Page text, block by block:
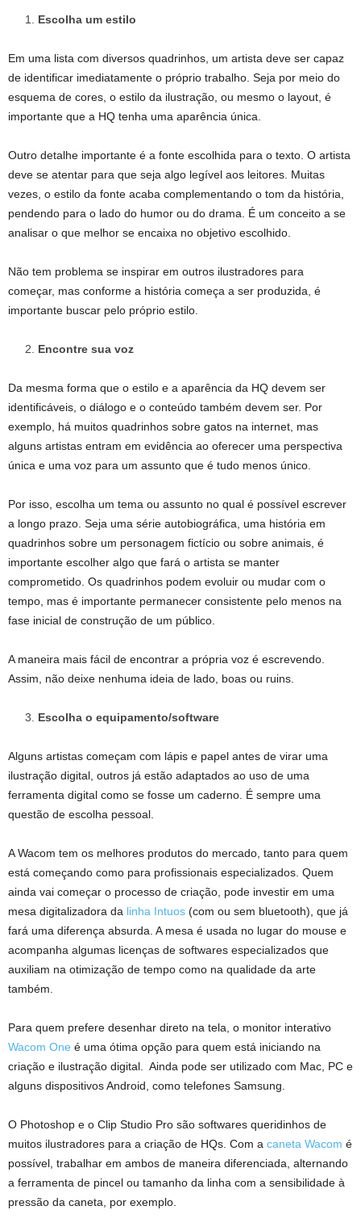
Escolha um estilo
Em uma lista com diversos quadrinhos, um artista deve ser capaz
de identificar imediatamente o próprio trabalho. Seja por meio do
esquema de cores, o estilo da ilustração, ou mesmo o layout, é
importante que a HQ tenha uma aparência única.
Outro detalhe importante é a fonte escolhida para o texto. O artista
deve se atentar para que seja algo legível aos leitores. Muitas
vezes, o estilo da fonte acaba complementando o tom da história,
pendendo para o lado do humor ou do drama. É um conceito a se
analisar o que melhor se encaixa no objetivo escolhido.
Não tem problema se inspirar em outros ilustradores para
começar, mas conforme a história começa a ser produzida, é
importante buscar pelo próprio estilo.
Encontre sua voz
Da mesma forma que o estilo e a aparência da HQ devem ser
identificáveis, o diálogo e o conteúdo também devem ser. Por
exemplo, há muitos quadrinhos sobre gatos na internet, mas
alguns artistas entram em evidência ao oferecer uma perspectiva
única e uma voz para um assunto que é tudo menos único.
Por isso, escolha um tema ou assunto no qual é possível escrever
a longo prazo. Seja uma série autobiográfica, uma história em
quadrinhos sobre um personagem fictício ou sobre animais, é
importante escolher algo que fará o artista se manter
comprometido. Os quadrinhos podem evoluir ou mudar com o
tempo, mas é importante permanecer consistente pelo menos na
fase inicial de construção de um público.
A maneira mais fácil de encontrar a própria voz é escrevendo.
Assim, não deixe nenhuma ideia de lado, boas ou ruins.
Escolha o equipamento/software
Alguns artistas começam com lápis e papel antes de virar uma
ilustração digital, outros já estão adaptados ao uso de uma
ferramenta digital como se fosse um caderno. É sempre uma
questão de escolha pessoal.
A Wacom tem os melhores produtos do mercado, tanto para quem
está começando como para profissionais especializados. Quem
ainda vai começar o processo de criação, pode investir em uma
mesa digitalizadora da linha Intuos (com ou sem bluetooth), que já
fará uma diferença absurda. A mesa é usada no lugar do mouse e
acompanha algumas licenças de softwares especializados que
auxiliam na otimização de tempo como na qualidade da arte
também.
Para quem prefere desenhar direto na tela, o monitor interativo
Wacom One é uma ótima opção para quem está iniciando na
criação e ilustração digital. Ainda pode ser utilizado com Mac, PC e
alguns dispositivos Android, como telefones Samsung.
O Photoshop e o Clip Studio Pro são softwares queridinhos de
muitos ilustradores para a criação de HQs. Com a caneta Wacom é
possível, trabalhar em ambos de maneira diferenciada, alternando
a ferramenta de pincel ou tamanho da linha com a sensibilidade à
pressão da caneta, por exemplo.